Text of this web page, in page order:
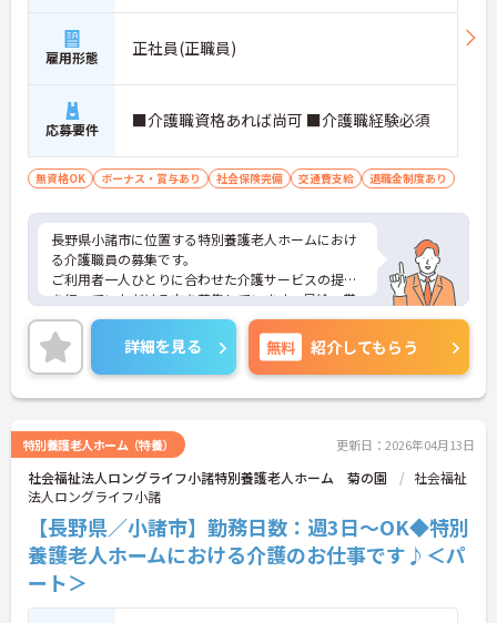
雇用形態 正社員(正職員)
応募要件 ■介護職資格あれば尚可 ■介護職経験必須
無資格OK ボーナス・賞与あり 社会保険完備 交通費支給 退職金制度あり
長野県小諸市に位置する特別養護老人ホームにおけ
る介護職員の募集です。
ご利用者一人ひとりに合わせた介護サービスの提供
を行っていただける方を募集しています。昇給・賞
与制度があり、頑張りがきちんと評価されるのでモ
チベーションアップにつながります。
ご興味のある方には、面接対策ポイントなど、さら
に詳細をお話しいたしますのでお気軽にご相談くだ
さい！
詳細を見る 無料 紹介してもらう
特別養護老人ホーム（特養） 更新日：2026年04月13日
社会福祉法人ロングライフ小諸特別養護老人ホーム 菊の園
社会福祉
法人ロングライフ小諸
【長野県／小諸市】勤務日数：週3日～OK◆特別
養護老人ホームにおける介護のお仕事です♪＜パ
ート＞